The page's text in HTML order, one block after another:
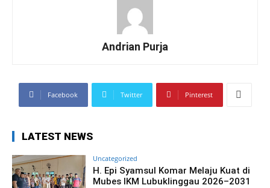
Andrian Purja
Facebook Twitter Pinterest
LATEST NEWS
Uncategorized
H. Epi Syamsul Komar Melaju Kuat di
Mubes IKM Lubuklinggau 2026–2031